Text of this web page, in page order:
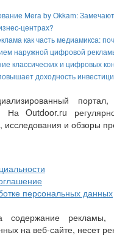
Mera by Okkam:
центрах?
как часть медиамикса:
наружной цифровой
классических и цифровых
доходность
портал,
На Outdoor.ru
исследования и обзоры
персональных данных
содержание
на веб-сайте, несет